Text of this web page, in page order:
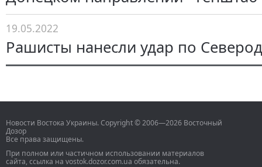
19.05.2022
Рашисты нанесли удар по
Новости Востока Украины. Copyright © 2006—2026 Восточный
Дозор
Все права защищены.
При полном или частичном использовании материалов
сайта, ссылка на vostok.dozor.com.ua обязательна.